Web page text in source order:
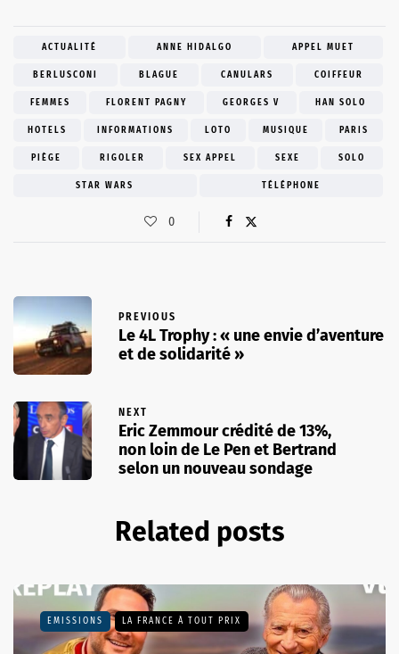
ACTUALITÉ ANNE HIDALGO APPEL MUET
BERLUSCONI BLAGUE CANULARS COIFFEUR
FEMMES FLORENT PAGNY GEORGES V HAN SOLO
HOTELS INFORMATIONS LOTO MUSIQUE PARIS
PIÈGE RIGOLER SEX APPEL SEXE SOLO
STAR WARS TÉLÉPHONE
0
PREVIOUS
Le 4L Trophy : « une envie d’aventure
et de solidarité »
NEXT
Eric Zemmour crédité de 13%,
non loin de Le Pen et Bertrand
selon un nouveau sondage
Related posts
EMISSIONS LA FRANCE À TOUT PRIX